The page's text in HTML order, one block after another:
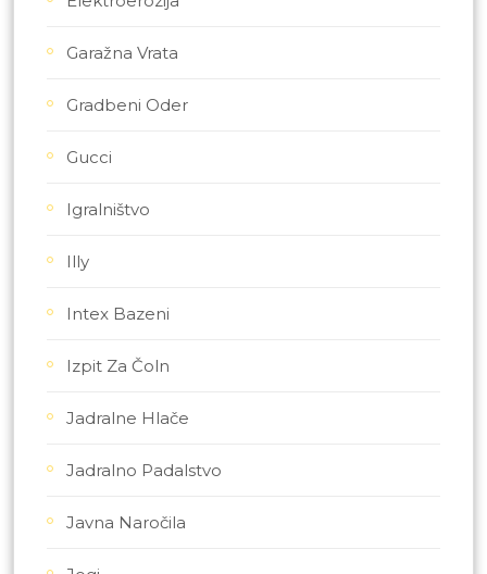
Garažna Vrata
Gradbeni Oder
Gucci
Igralništvo
Illy
Intex Bazeni
Izpit Za Čoln
Jadralne Hlače
Jadralno Padalstvo
Javna Naročila